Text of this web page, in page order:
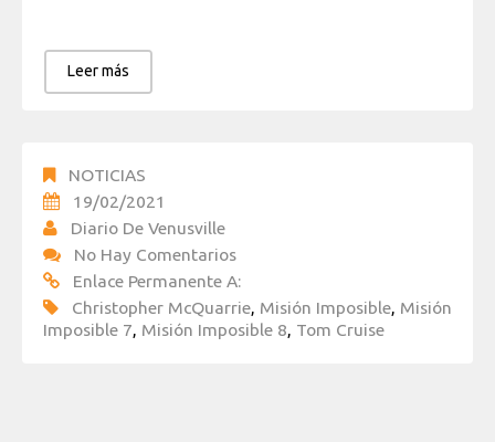
Leer más
NOTICIAS
19/02/2021
Diario De Venusville
No Hay Comentarios
Enlace Permanente A:
Christopher McQuarrie, Misión Imposible, Misión
Imposible 7, Misión Imposible 8, Tom Cruise